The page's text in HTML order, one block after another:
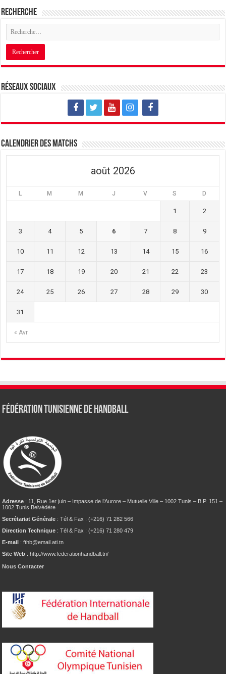
Recherche
Réseaux sociaux
Calendrier des matchs
août 2026
L M M J V S D
« Avr
1 2
3 4 5 6 7 8 9
10 11 12 13 14 15 16
17 18 19 20 21 22 23
24 25 26 27 28 29 30
31
Fédération tunisienne de Handball
Adresse : 11, Rue 1er juin – Impasse de l’Aurore – Mutuelle Ville – 1002 Tunis – B.P. 151 –
1002 Tunis Belvédère
Secrétariat Générale : Tél & Fax : (+216) 71 282 566
Direction Technique : Tél & Fax : (+216) 71 280 479
E-mail : fthb@email.ati.tn
Site Web : http://www.federationhandball.tn/
Nous Contacter